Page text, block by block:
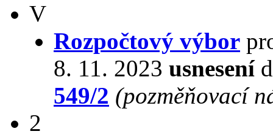
V
Rozpočtový výbor
8. 11. 2023 usnesení
549/2 (pozměňovací
2